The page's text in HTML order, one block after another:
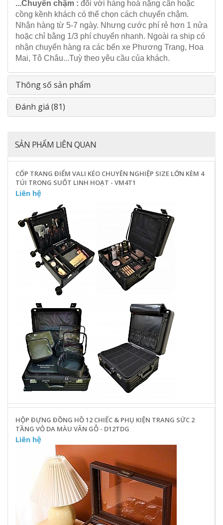
...Chuyển chậm : đối với hàng hoá nặng cân hoặc
cồng kềnh khách có thể chọn cách chuyển chậm.
Nhận hàng từ 5-7 ngày. Nhưng cước phí rẻ hơn 1 nửa
hoặc chỉ bằng 1/3 phí chuyển nhanh. Ngoài ra ship có
nhận chuyển hàng ra các bến xe Phương Trang, Hoa
Mai, Tô Châu...Tuỳ theo yêu cầu của khách.
Thông số sản phẩm
Đánh giá (81)
SẢN PHẨM LIÊN QUAN
CỐP TRANG ĐIỂM VALI KÉO CHUYÊN NGHIỆP SIZE LỚN KÈM 4
TÚI TRONG SUỐT LINH HOẠT - VM4T1
Liên hệ
HỘP ĐỰNG ĐỒNG HỒ 12 CHIẾC & PHỤ KIỆN TRANG SỨC 2
TẦNG VỎ DA MÀU VÂN GỖ - D12TDG
Liên hệ